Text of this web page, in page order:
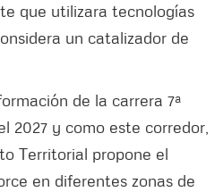
que utilizara tecnologías
un catalizador de
de la carrera 7ª
2027 y como este corredor,
Territorial propone el
en diferentes zonas de